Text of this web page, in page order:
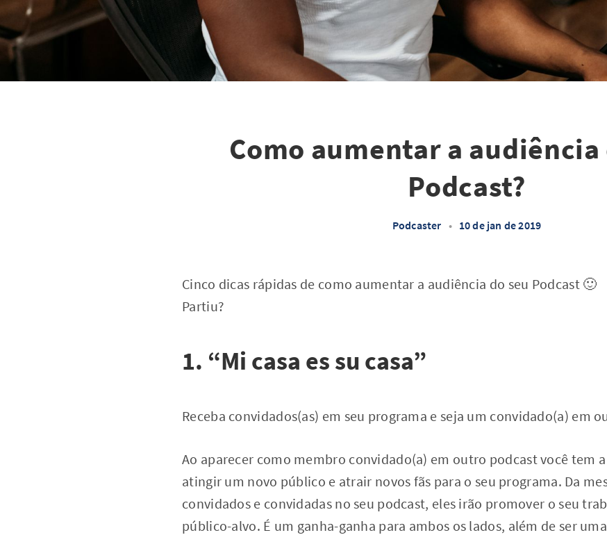
Como aumentar a audiência
Podcast?
Podcaster • 10 de jan de 2019
Cinco dicas rápidas de como aumentar a audiência do seu Podcast 🙂
Partiu?
1. “Mi casa es su casa”
Receba convidados(as) em seu programa e seja um convidado(a) em
Ao aparecer como membro convidado(a) em outro podcast você tem
atingir um novo público e atrair novos fãs para o seu programa. Da
convidados e convidadas no seu podcast, eles irão promover o seu
público-alvo. É um ganha-ganha para ambos os lados, além de ser